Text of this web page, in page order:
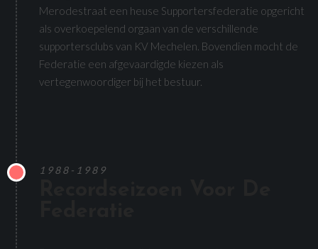
Merodestraat een heuse Supportersfederatie opgericht
als overkoepelend orgaan van de verschillende
supportersclubs van KV Mechelen. Bovendien mocht de
Federatie een afgevaardigde kiezen als
vertegenwoordiger bij het bestuur.
1988-1989